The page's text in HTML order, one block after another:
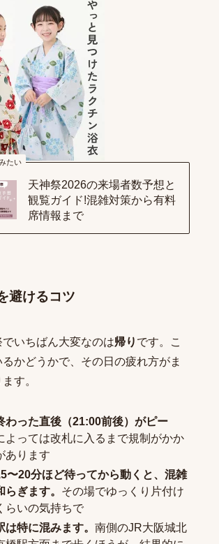
たい
天神祭2026の来場者数予想と
観覧ガイド!混雑対策から有料
席情報まで
避けるコツ
いちばん大変なのは帰り です。こ
かどうかで、その日の疲れ方がま
す。
わった直後（21:00前後）がピー
よっては改札に入るまで規制がかか
あります
〜20分ほど待ってから動くと、混雑
らぎます。 その場でゆっくり片付け
らいの気持ちで
は特に混みます。 南側のJR大阪城北